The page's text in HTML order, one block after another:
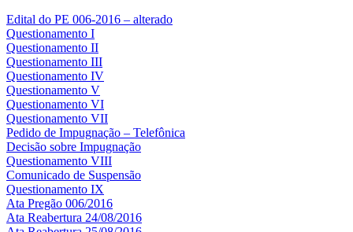
Edital do PE 006-2016 – alterado
Questionamento I
Questionamento II
Questionamento III
Questionamento IV
Questionamento V
Questionamento VI
Questionamento VII
Pedido de Impugnação – Telefônica
Decisão sobre Impugnação
Questionamento VIII
Comunicado de Suspensão
Questionamento IX
Ata Pregão 006/2016
Ata Reabertura 24/08/2016